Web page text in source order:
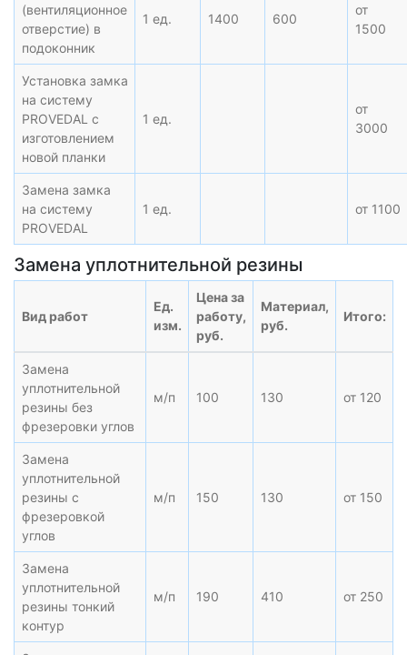
(вентиляционное
отверстие) в
подоконник
1 ед. 1400 600
от
1500
Установка замка
на систему
PROVEDAL с
изготовлением
новой планки
1 ед.
от
3000
Замена замка
на систему
PROVEDAL
1 ед. от 1100
Замена уплотнительной резины
Вид работ
Ед.
изм.
Цена за
работу,
руб.
Материал,
руб.
Итого:
Замена
уплотнительной
резины без
фрезеровки углов
м/п 100 130 от 120
Замена
уплотнительной
резины с
фрезеровкой
углов
м/п 150 130 от 150
Замена
уплотнительной
резины тонкий
контур
м/п 190 410 от 250